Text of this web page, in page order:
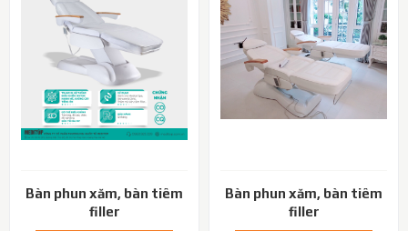
Bàn phun xăm, bàn tiêm
filler
Bàn phun xăm, bàn tiêm
filler